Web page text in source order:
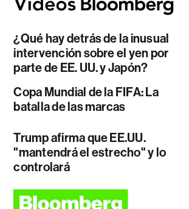
¿Qué hay detrás de la inusual
intervención sobre el yen por
parte de EE. UU. y Japón?
Copa Mundial de la FIFA: La
batalla de las marcas
Trump afirma que EE.UU.
"mantendrá el estrecho" y lo
controlará